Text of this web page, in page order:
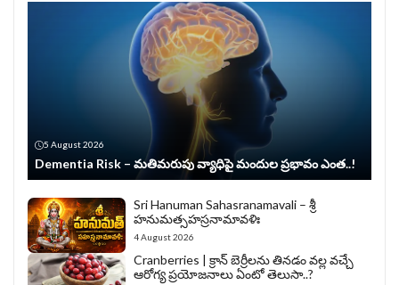
5 August 2026
Dementia Risk – మతిమరుపు వ్యాధిపై మందుల ప్రభావం ఎంత..!
Sri Hanuman Sahasranamavali – శ్రీ
హనుమత్సహస్రనామావళిః
4 August 2026
Cranberries | క్రాన్ బెర్రీల‌ను తిన‌డం వ‌ల్ల వచ్చే
ఆరోగ్య ప్రయోజనాలు ఏంటో తెలుసా..?